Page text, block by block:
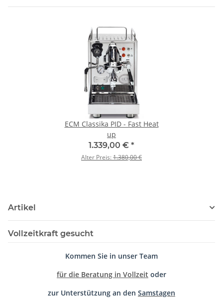
ECM Classika PID - Fast Heat
up
1.339,00 € *
Alter Preis:1.380,00 €
Artikel
Vollzeitkraft gesucht
Kommen Sie in unser Team
für die Beratung in Vollzeit oder
zur Unterstützung an den Samstagen